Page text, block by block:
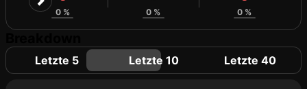
0 % 0 % 0 %
Letzte 5 Letzte 10 Letzte 40